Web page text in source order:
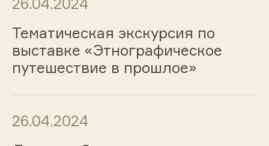
Тематическая экскурсия по
выставке «Этнографическое
путешествие в прошлое»
26.04.2024